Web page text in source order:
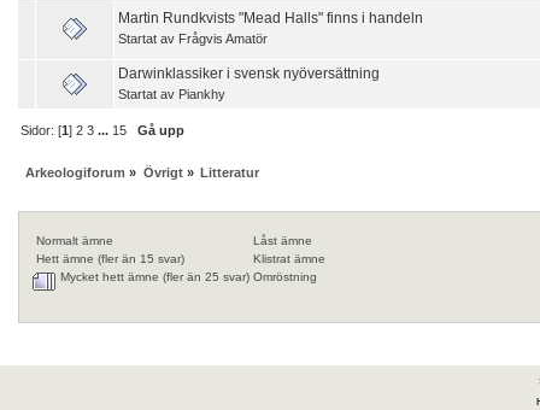
Martin Rundkvists "Mead Halls" finns i handeln
Startat av Frågvis Amatör
Darwinklassiker i svensk nyöversättning
Startat av Piankhy
Sidor: [1]2 3 ... 15 Gå upp
Arkeologiforum » Övrigt» Litteratur
Normalt ämne
Hett ämne (fler än 15 svar)
Mycket hett ämne (fler än 25 svar)
Låst ämne
Klistrat ämne
Omröstning